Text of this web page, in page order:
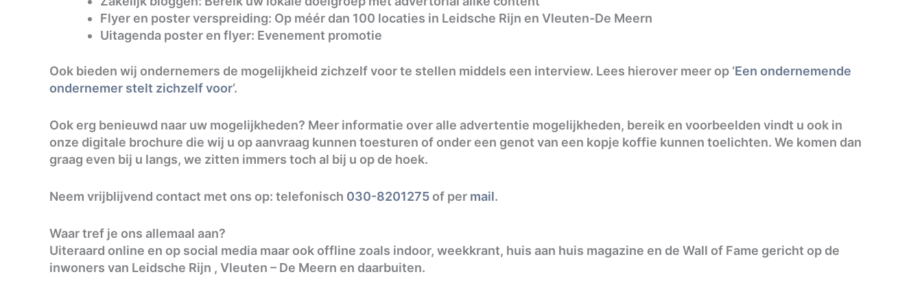
Flyer en poster verspreiding: Op méér dan 100 locaties in Leidsche Rijn en Vleuten-De Meern
Uitagenda poster en flyer: Evenement promotie
Ook bieden wij ondernemers de mogelijkheid zichzelf voor te stellen middels een interview. Lees hierover meer op ‘Een ondernemende
ondernemer stelt zichzelf voor‘.
Ook erg benieuwd naar uw mogelijkheden? Meer informatie over alle advertentie mogelijkheden, bereik en voorbeelden vindt u ook in
onze digitale brochure die wij u op aanvraag kunnen toesturen of onder een genot van een kopje koffie kunnen toelichten. We komen dan
graag even bij u langs, we zitten immers toch al bij u op de hoek.
Neem vrijblijvend contact met ons op: telefonisch 030-8201275 of per mail.
Waar tref je ons allemaal aan?
Uiteraard online en op social media maar ook offline zoals indoor, weekkrant, huis aan huis magazine en de Wall of Fame gericht op de
inwoners van Leidsche Rijn , Vleuten – De Meern en daarbuiten.